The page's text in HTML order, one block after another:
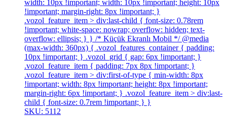
width: 10px !important; width: 10px !important; height: 10px
!important; margin-right: 8px !important; }
.vozol_feature_item > div:last-child { font-size: 0.78rem
!important; white-space: nowrap; overflow: hidden; text-
overflow: ellipsis; } } /* Küçük Ekranlı Mobil */ @media
(max-width: 360px) { .vozol_features_container { padding:
10px !important; } .vozol_grid { gap: 6px !important; }
.vozol_feature_item { padding: 7px 8px !important; }
.vozol_feature_item > div:first-of-type { min-width: 8px
!important; width: 8px !important; height: 8px !important;
margin-right: 6px !important; } .vozol_feature_item > div:last-
child { font-size: 0.7rem !important; } }
SKU: 5112